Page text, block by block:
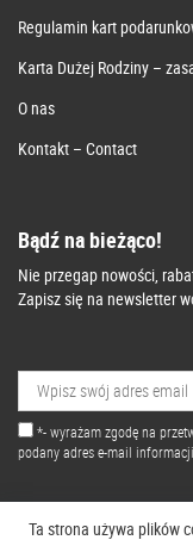
Regulamin kart
Karta Dużej Rodziny –
O nas
Kontakt – Contact
Bądź na bieżąco!
Nie przegap nowości,
Zapisz się na newsletter
*- wyrażam zgodę na
podany adres e-mail
Ta strona używa plików